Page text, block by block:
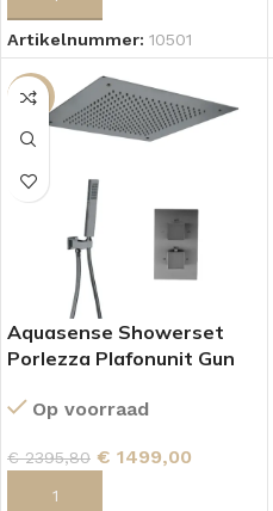
Artikelnummer: 10501
SALE
Aquasense Showerset
Porlezza Plafonunit Gun
Op voorraad
€2395,80 € 1499,00